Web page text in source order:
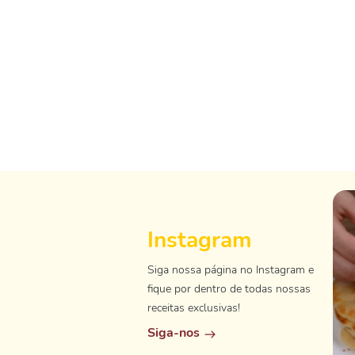
Instagram
Siga nossa página no Instagram e
fique por dentro de todas nossas
receitas exclusivas!
Siga-nos